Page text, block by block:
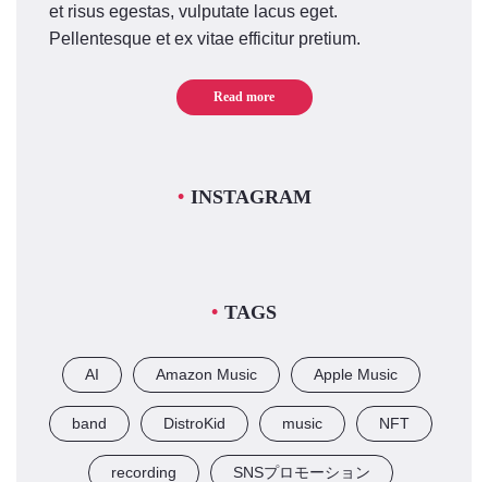
et risus egestas, vulputate lacus eget.
Pellentesque et ex vitae efficitur pretium.
Read more
INSTAGRAM
TAGS
AI Amazon Music Apple Music
band DistroKid music NFT
recording SNSプロモーション